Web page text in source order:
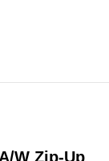
W Zip-Up